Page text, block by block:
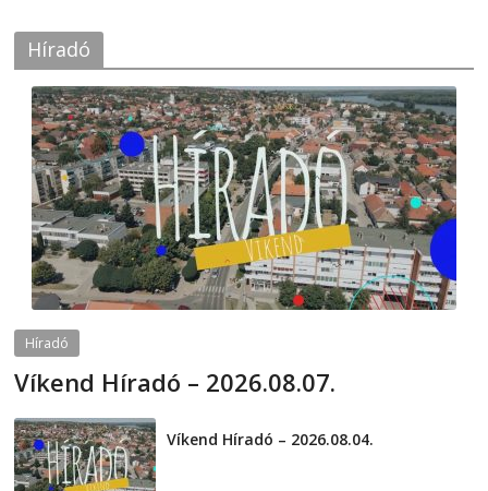
Híradó
Híradó
Víkend Híradó – 2026.08.07.
Víkend Híradó – 2026.08.04.